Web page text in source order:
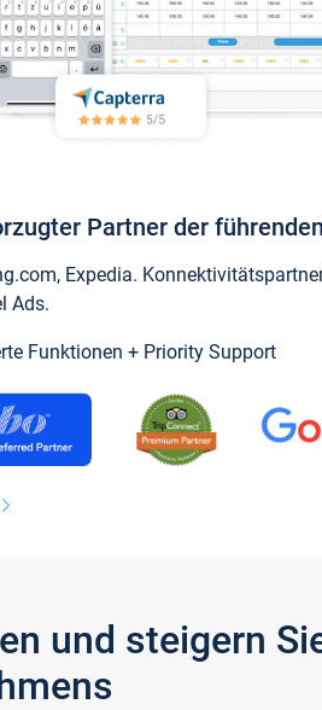
Partner der
Expedia.
Ads.
Funktionen + Priority Support
und steigern